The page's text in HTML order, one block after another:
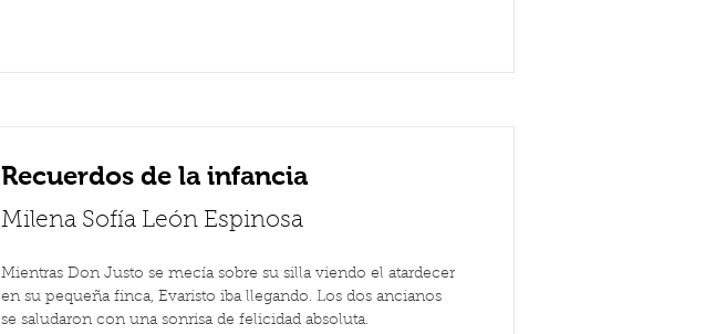
Recuerdos de la infancia
Milena Sofía León Espinosa
Mientras Don Justo se mecía sobre su silla viendo el atardecer
en su pequeña finca, Evaristo iba llegando. Los dos ancianos
se saludaron con una sonrisa de felicidad absoluta.